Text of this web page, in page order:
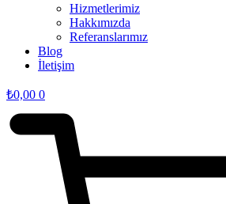
Hizmetlerimiz
Hakkımızda
Referanslarımız
Blog
İletişim
₺0,00 0